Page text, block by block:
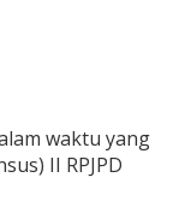
waktu yang
II RPJPD